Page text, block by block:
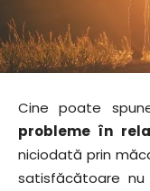
Cine poate
probleme în
niciodată prin
satisfăcătoare